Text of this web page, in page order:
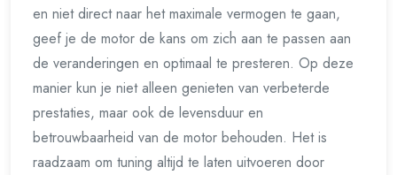
en niet direct naar het maximale vermogen te gaan,
geef je de motor de kans om zich aan te passen aan
de veranderingen en optimaal te presteren. Op deze
manier kun je niet alleen genieten van verbeterde
prestaties, maar ook de levensduur en
betrouwbaarheid van de motor behouden. Het is
raadzaam om tuning altijd te laten uitvoeren door